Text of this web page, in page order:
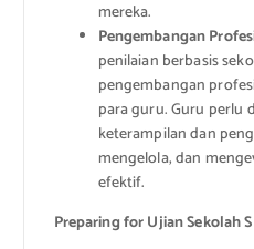
mereka.
Pengembangan
penilaian berbasis
pengembangan
para guru. Guru perlu
keterampilan dan
mengelola, dan
efektif.
Preparing for Ujian Sekolah